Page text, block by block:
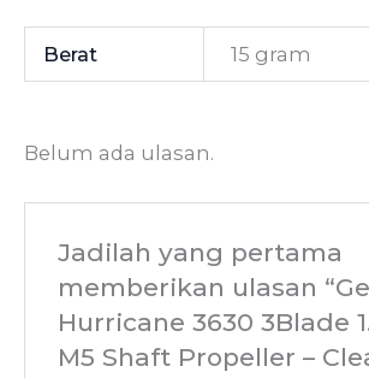
Berat 15 gram
Belum ada ulasan.
Jadilah yang pertama
memberikan ulasan
Hurricane 3630 3Blade
M5 Shaft Propeller –